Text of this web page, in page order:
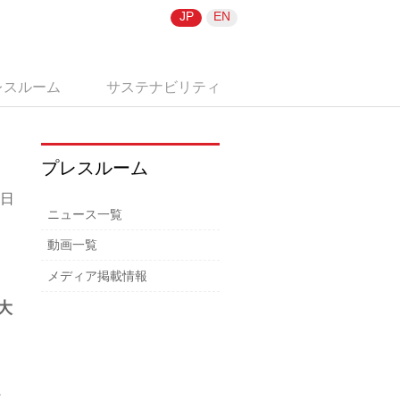
スルーム サステナビリティ
JP EN
プレスルーム
ニュース一覧
動画一覧
メディア掲載情報